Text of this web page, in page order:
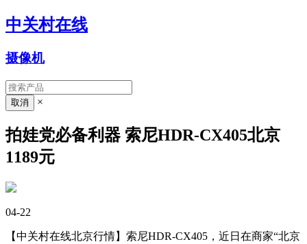
中关村在线
摄像机
×
拍娃党必备利器 索尼HDR-CX405北京
1189元
04-22
【中关村在线北京行情】索尼HDR-CX405，近日在商家“北京